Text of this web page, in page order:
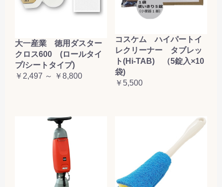
大一産業 徳用ダスター
クロス600 (ロールタイ
プ/シートタイプ)
￥2,497 ～ ￥8,800
コスケム ハイパートイ
レクリーナー タブレッ
ト(Hi-TAB) （5錠入×10
袋)
￥5,500